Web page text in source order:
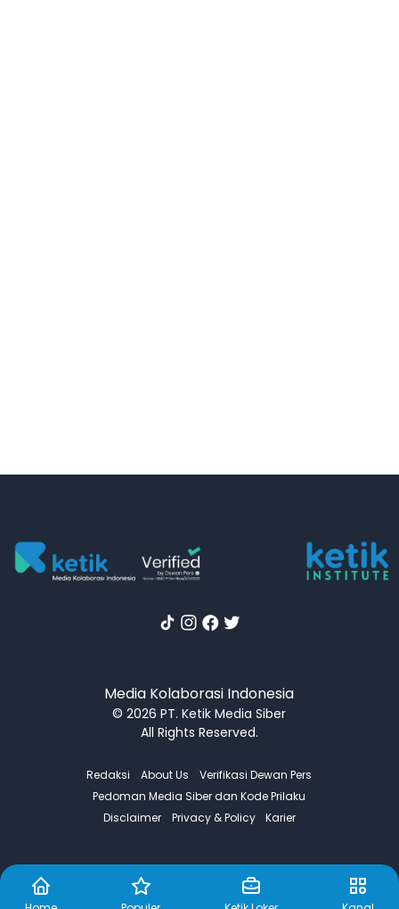
Media Kolaborasi Indonesia
© 2026 PT. Ketik Media Siber
All Rights Reserved.
Redaksi About Us
Verifikasi Dewan Pers
Pedoman Media Siber dan Kode Prilaku
Disclaimer
Privacy & Policy Karier